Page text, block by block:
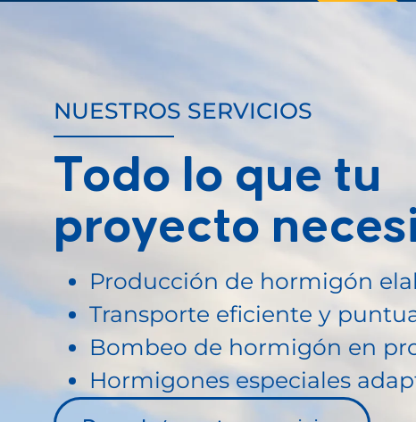
NUESTROS SERVICIOS
Todo lo que tu
proyecto
Producción de hormigón
Transporte eficiente y
Bombeo de hormigón en
Hormigones especiales